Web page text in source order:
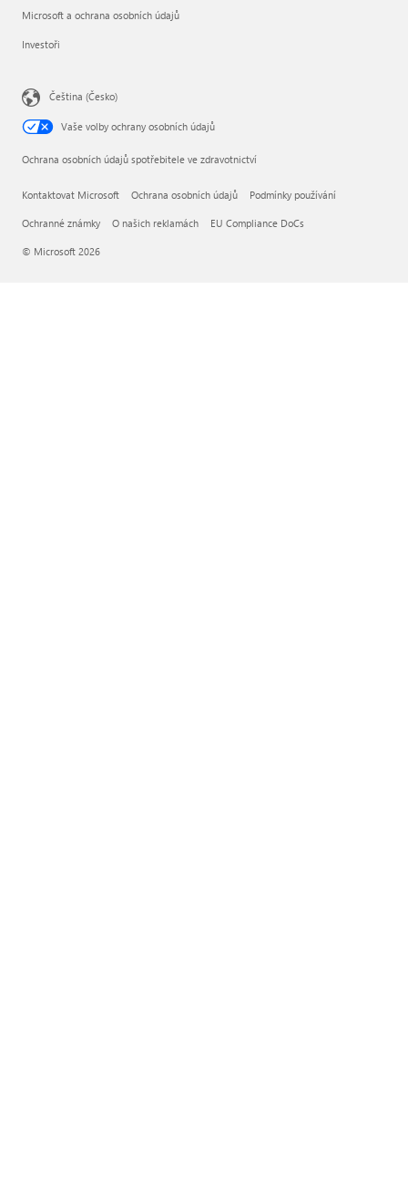
Microsoft a ochrana osobních údajů
Investoři
Čeština (Česko)
Vaše volby ochrany osobních údajů
Ochrana osobních údajů spotřebitele ve zdravotnictví
Kontaktovat Microsoft Ochrana osobních údajů Podmínky používání
Ochranné známky O našich reklamách EU Compliance DoCs
© Microsoft 2026